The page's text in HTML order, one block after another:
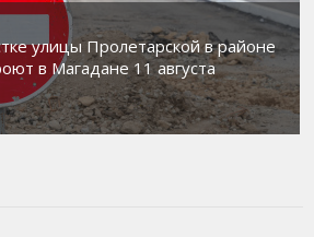
улицы Пролетарской в районе
в Магадане 11 августа